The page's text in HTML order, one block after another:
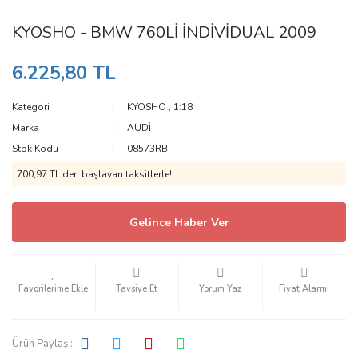
KYOSHO - BMW 760Lİ İNDİVİDUAL 2009
6.225,80 TL
Kategori KYOSHO , 1:18
Marka
AUDİ
Stok Kodu
08573RB
700,97 TL den başlayan taksitlerle!
Gelince Haber Ver
Tavsiye Et Yorum Yaz Fiyat Alarmı
Ürün Paylaş :